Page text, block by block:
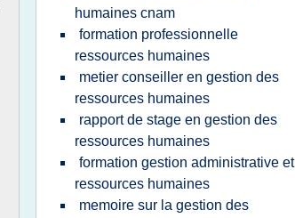
humaines cnam
formation professionnelle
ressources humaines
metier conseiller en gestion des
ressources humaines
rapport de stage en gestion des
ressources humaines
formation gestion administrative et
ressources humaines
memoire sur la gestion des